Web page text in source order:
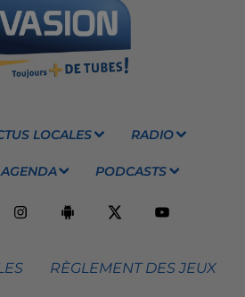
LOCALES RADIO
AGENDA PODCASTS
RÈGLEMENT DES JEUX